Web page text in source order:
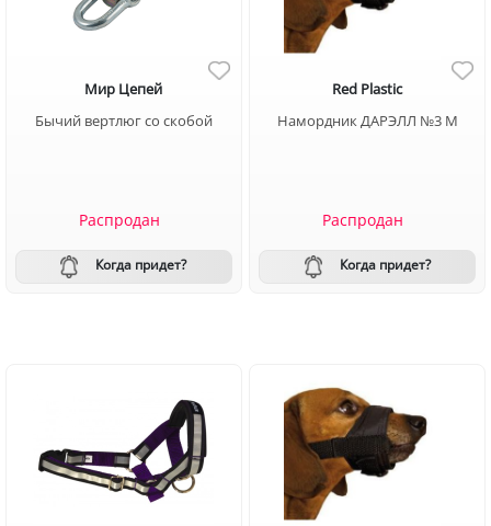
Мир Цепей
Бычий вертлюг со скобой
Распродан
Когда придет?
Red Plastic
Намордник ДАРЭЛЛ №3 M
Распродан
Когда придет?